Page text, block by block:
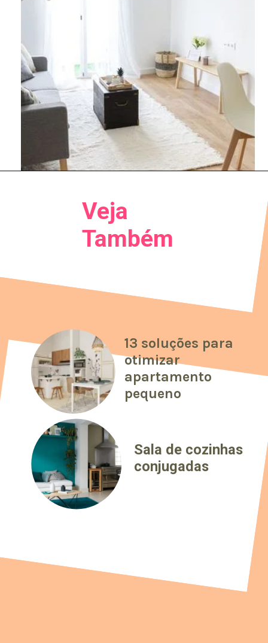
Veja
Também
13 soluções para
otimizar
apartamento
pequeno
Sala de cozinhas
conjugadas